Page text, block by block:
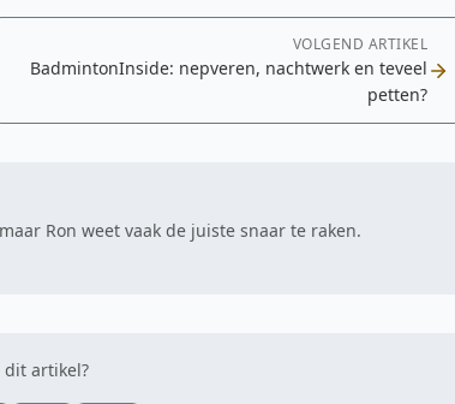
VOLGEND ARTIKEL
BadmintonInside: nepveren, nachtwerk en teveel
petten?
Ron weet vaak de juiste snaar te raken.
dit artikel?